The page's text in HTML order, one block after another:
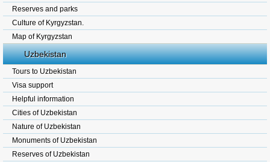
Reserves and parks
Culture of Kyrgyzstan.
Map of Kyrgyzstan
Uzbekistan
Tours to Uzbekistan
Visa support
Helpful information
Cities of Uzbekistan
Nature of Uzbekistan
Monuments of Uzbekistan
Reserves of Uzbekistan